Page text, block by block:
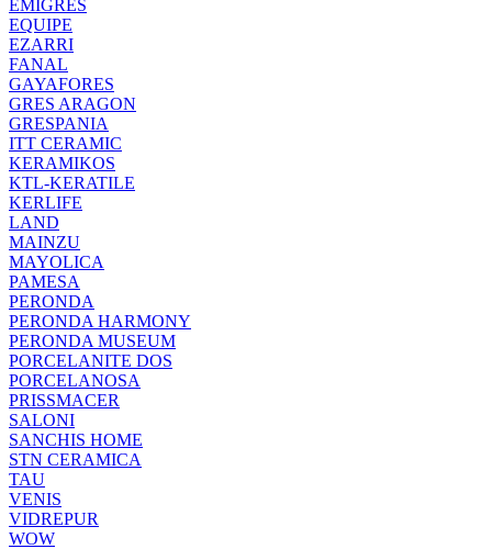
EMIGRES
EQUIPE
EZARRI
FANAL
GAYAFORES
GRES ARAGON
GRESPANIA
ITT CERAMIC
KERAMIKOS
KTL-KERATILE
KERLIFE
LAND
MAINZU
MAYOLICA
PAMESA
PERONDA
PERONDA HARMONY
PERONDA MUSEUM
PORCELANITE DOS
PORCELANOSA
PRISSMACER
SALONI
SANCHIS HOME
STN CERAMICA
TAU
VENIS
VIDREPUR
WOW